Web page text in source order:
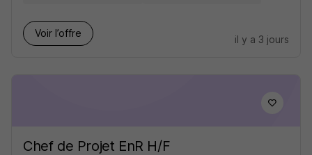
Voir l’offre
il y a 3 jours
Chef de Projet EnR H/F